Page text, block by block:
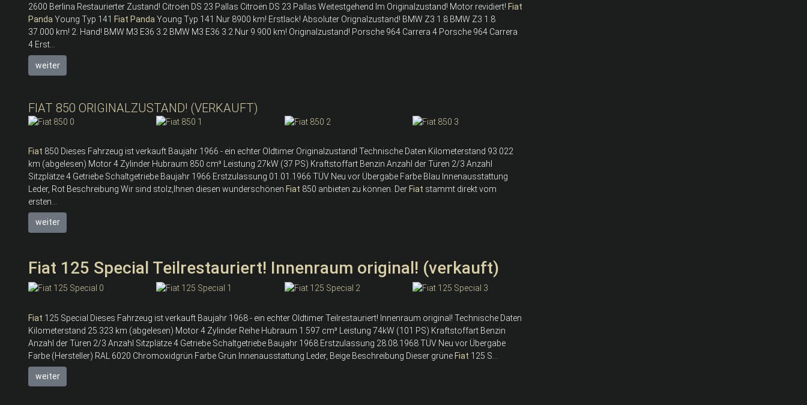
2600 Berlina Restaurierter Zustand! Citroën DS 23 Pallas Citroën DS 23 Pallas Weitestgehend Im Originalzustand! Motor revidiert! Fiat
PandaYoung Typ 141 Fiat PandaYoung Typ 141 Nur 8900 km! Erstlack! Absoluter Orignalzustand! BMW Z3 1.8 BMW Z3 1.8
37.000 km! 2. Hand! BMW M3 E36 3.2 BMW M3 E36 3.2 Nur 9.900 km! Originalzustand! Porsche 964 Carrera 4 Porsche 964 Carrera
4 Erst...
weiter
FIAT 850 ORIGINALZUSTAND! (VERKAUFT)
Fiat 850 Dieses Fahrzeug ist verkauft Baujahr 1966 - ein echter Oldtimer Originalzustand! Technische Daten Kilometerstand 93.022
km (abgelesen) Motor 4 Zylinder Hubraum 850 cm³ Leistung 27kW (37 PS) Kraftstoffart Benzin Anzahl der Türen 2/3 Anzahl
Sitzplätze 4 Getriebe Schaltgetriebe Baujahr 1966 Erstzulassung 01.01.1966 TÜV Neu vor Übergabe Farbe Blau Innenausstattung
Leder, Rot Beschreibung Wir sind stolz,Ihnen diesen wunderschönen Fiat 850 anbieten zu können. Der Fiat stammt direkt vom
ersten...
weiter
Fiat 125 Special Teilrestauriert! Innenraum original! (verkauft)
Fiat 125 Special Dieses Fahrzeug ist verkauft Baujahr 1968 - ein echter Oldtimer Teilrestauriert! Innenraum original! Technische Daten
Kilometerstand 25.323 km (abgelesen) Motor 4 Zylinder Reihe Hubraum 1.597 cm³ Leistung 74kW (101 PS) Kraftstoffart Benzin
Anzahl der Türen 2/3 Anzahl Sitzplätze 4 Getriebe Schaltgetriebe Baujahr 1968 Erstzulassung 28.08.1968 TÜV Neu vor Übergabe
Farbe (Hersteller) RAL 6020 Chromoxidgrün Farbe Grün Innenausstattung Leder, Beige Beschreibung Dieser grüne Fiat 125 S...
weiter